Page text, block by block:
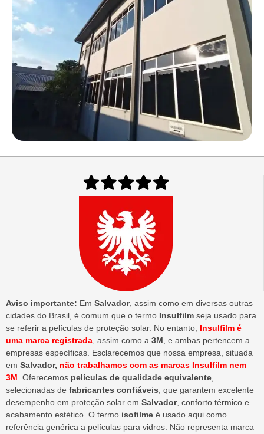
Aviso importante: Em Salvador, assim como em diversas outras
cidades do Brasil, é comum que o termo Insulfilm seja usado para
se referir a películas de proteção solar. No entanto, Insulfilm é
uma marca registrada , assim como a 3M , e ambas pertencem a
empresas específicas. Esclarecemos que nossa empresa, situada
em Salvador, não trabalhamos com as marcas Insulfilm nem
3M . Oferecemos películas de qualidade equivalente
selecionadas de fabricantes confiáveis , que garantem excelente
desempenho em proteção solar em Salvador, conforto térmico e
acabamento estético. O termo isofilme é usado aqui como
referência genérica a películas para vidros. Não representa marca